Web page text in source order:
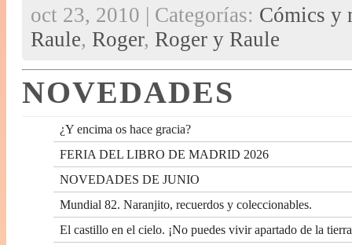
oct 23, 2010 | Categorías: Cómics y
Raule, Roger, Roger y Raule
NOVEDADES
¿Y encima os hace gracia?
FERIA DEL LIBRO DE MADRID 2026
NOVEDADES DE JUNIO
Mundial 82. Naranjito, recuerdos y coleccionables.
El castillo en el cielo. ¡No puedes vivir apartado de la